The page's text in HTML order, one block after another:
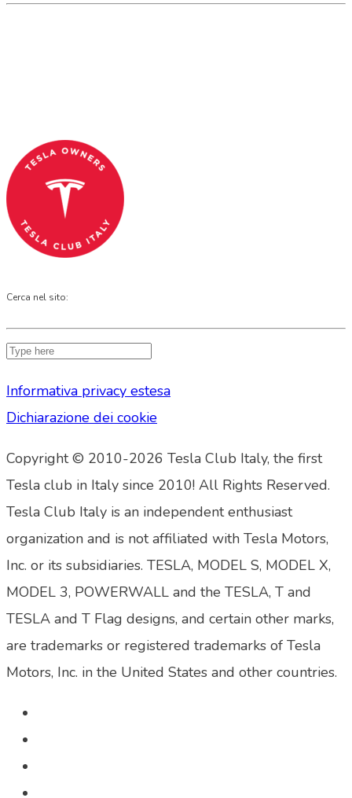
Cerca nel sito:
Informativa privacy estesa
Dichiarazione dei cookie
Copyright © 2010-2026 Tesla Club Italy, the first
Tesla club in Italy since 2010! All Rights Reserved.
Tesla Club Italy is an independent enthusiast
organization and is not affiliated with Tesla Motors,
Inc. or its subsidiaries. TESLA, MODEL S, MODEL X,
MODEL 3, POWERWALL and the TESLA, T and
TESLA and T Flag designs, and certain other marks,
are trademarks or registered trademarks of Tesla
Motors, Inc. in the United States and other countries.